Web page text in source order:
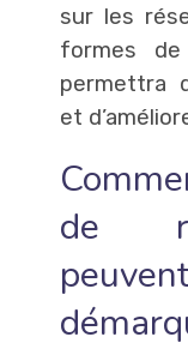
sur les
formes
permettra
et
de